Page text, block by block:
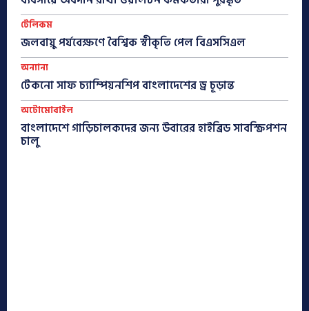
টেলিকম
জলবায়ু পর্যবেক্ষণে বৈশ্বিক স্বীকৃতি পেল বিএসসিএল
অন্যান্য
টেকনো সাফ চ্যাম্পিয়নশিপ বাংলাদেশের ড্র চূড়ান্ত
অটোমোবাইল
বাংলাদেশে গাড়িচালকদের জন্য উবারের হাইব্রিড সাবস্ক্রিপশন
চালু